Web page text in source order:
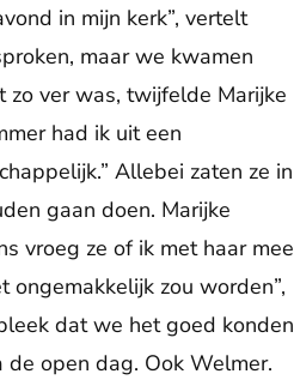
in mijn kerk”, vertelt
maar we kwamen
zo ver was, twijfelde Marijke
had ik uit een
Allebei zaten ze in
gaan doen. Marijke
vroeg ze of ik met haar mee
ongemakkelijk zou worden”,
dat we het goed konden
open dag. Ook Welmer.